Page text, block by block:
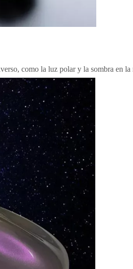
como la luz polar y la sombra en la